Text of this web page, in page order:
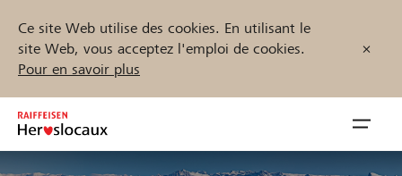
Ce site Web utilise des cookies. En utilisant le
site Web, vous acceptez l'emploi de cookies.
Pour en savoir plus
Inhalt
springen
öffnen